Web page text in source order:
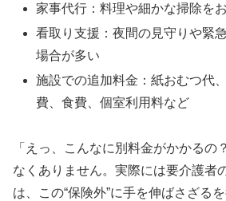
家事代行：料理や細かな掃除を
看取り支援：夜間の見守りや緊
場合が多い
施設での追加料金：紙おむつ代
費、食費、個室利用料など
「えっ、こんなに別料金がかかるの
なくありません。実際には要介護者
は、この“保険外”に手を伸ばさざる